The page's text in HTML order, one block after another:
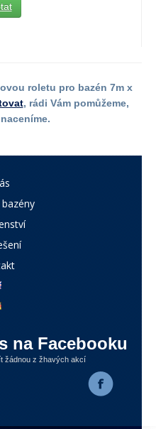
roletu pro bazén 7m x
, rádi Vám pomůžeme,
na Facebooku
žádnou z žhavých akcí